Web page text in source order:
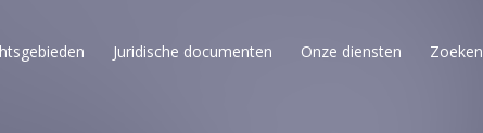
Juridische documenten Onze diensten Zoeken